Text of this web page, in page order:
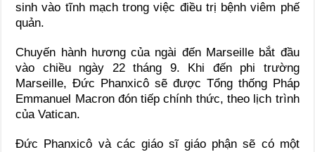
sinh vào tĩnh mạch trong việc điều trị bệnh viêm phế
quản.
Chuyến hành hương của ngài đến Marseille bắt đầu
vào chiều ngày 22 tháng 9. Khi đến phi trường
Marseille, Đức Phanxicô sẽ được Tổng thống Pháp
Emmanuel Macron đón tiếp chính thức, theo lịch trình
của Vatican.
Đức Phanxicô và các giáo sĩ giáo phận sẽ có một